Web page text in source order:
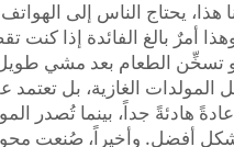
يحتاج الناس إلى
بالغ الفائدة إذا كنت
أو تسخِّن الطعام بعد مشي
المولدات الغازية، بل
هادئةً جداً، بينما تُصدر